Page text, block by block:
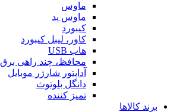
ماوس
ماوس پد
کیبورد
کاور، لیبل کیبورد
هاب USB
محافظ، چند راهی برق
آداپتور شارژر موبایل
دانگل بلوتوث
تمیز کننده
برند کالاها